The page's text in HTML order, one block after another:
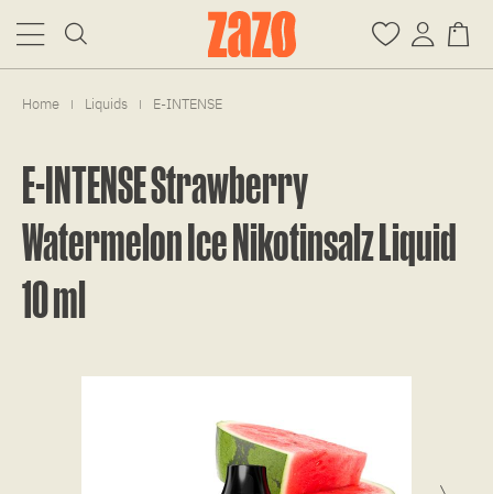
Home | Liquids | E-INTENSE
E-INTENSE Strawberry
Watermelon Ice Nikotinsalz Liquid
10 ml